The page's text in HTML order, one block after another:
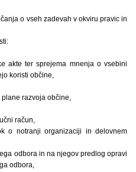
o vseh zadevah v okviru pravic in
akte ter sprejema mnenja o vsebini
koristi občine,
razvoja občine,
račun,
o notranji organizaciji in delovnem
odbora in na njegov predlog opravi
odbora,